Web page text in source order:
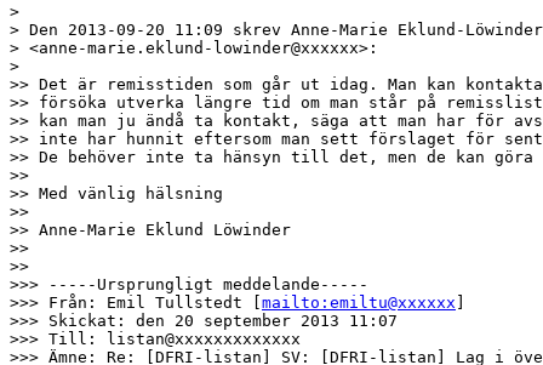
>
> Den 2013-09-20 11:09 skrev Anne-Marie Eklund-Löwinder
> <anne-marie.eklund-lowinder@xxxxxx>:
>
>> Det är remisstiden som går ut idag. Man kan
>> försöka utverka längre tid om man står på
>> kan man ju ändå ta kontakt, säga att man har för
>> inte har hunnit eftersom man sett förslaget för
>> De behöver inte ta hänsyn till det, men de kan göra
>>
>> Med vänlig hälsning
>>
>> Anne-Marie Eklund Löwinder
>>
>>
>>> -----Ursprungligt meddelande-----
>>> Från: Emil Tullstedt [ mailto:emiltu@xxxxxx
>>> Skickat: den 20 september 2013 11:07
>>> Till: listan@xxxxxxxxxxxxx
>>> Ämne: Re: [DFRI-listan] SV: [DFRI-listan] Lag i